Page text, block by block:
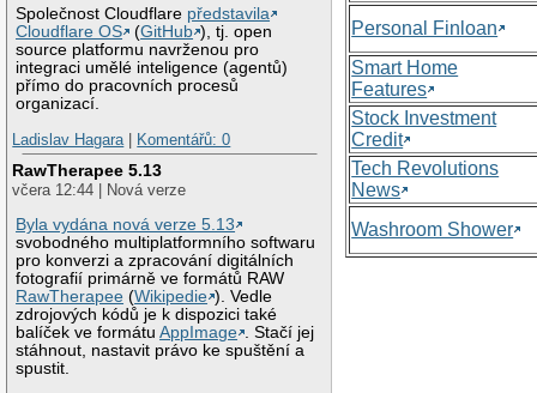
Společnost Cloudflare představila
Cloudflare OS
(GitHub ), tj. open
source platformu navrženou pro
integraci umělé inteligence (agentů)
přímo do pracovních procesů
organizací.
Ladislav Hagara
Komentářů: 0
RawTherapee 5.13
včera 12:44 | Nová verze
Byla vydána nová verze 5.13
svobodného multiplatformního softwaru
pro konverzi a zpracování digitálních
fotografií primárně ve formátů RAW
RawTherapee (Wikipedie ). Vedle
zdrojových kódů je k dispozici také
balíček ve formátuAppImage . Stačí jej
stáhnout, nastavit právo ke spuštění a
spustit.
Personal Finloan
Smart Home
Features
Stock Investment
Credit
Tech Revolutions
News
Washroom Shower